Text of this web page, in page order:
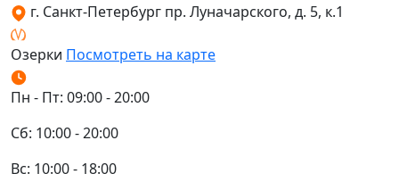
г. Санкт-Петербург пр. Луначарского, д. 5, к.1
Озерки Посмотреть на карте
Пн - Пт: 09:00 - 20:00
Сб: 10:00 - 20:00
Вс: 10:00 - 18:00